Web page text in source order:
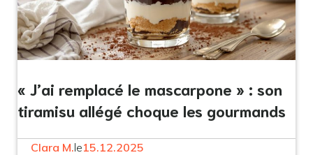
« J’ai remplacé le mascarpone » : son
tiramisu allégé choque les gourmands
Clara M.le15.12.2025